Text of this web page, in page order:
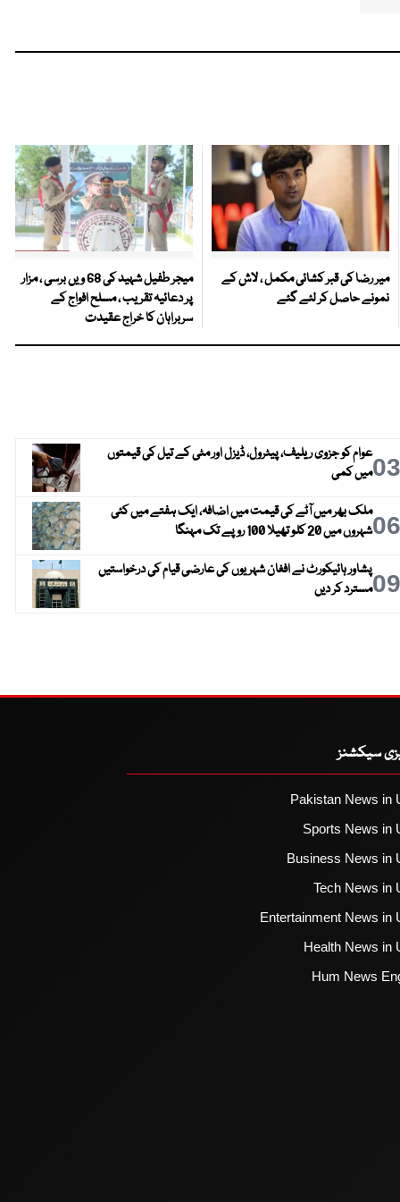
میر رضا کی قبر کشائی مکمل ، لاش کے
نمونے حاصل کر لئے گئے
میجر طفیل شہید کی 68 ویں برسی ، مزار
پر دعائیہ تقریب ، مسلح افواج کے
سربراہان کا خراج عقیدت
03عوام کو جزوی ریلیف، پیٹرول، ڈیزل اور مٹی کے تیل کی قیمتوں
میں کمی
06ملک بھر میں آٹے کی قیمت میں اضافہ، ایک ہفتے میں کئی
شہروں میں 20 کلو تھیلا 100 روپے تک مہنگا
09پشاور ہائیکورٹ نے افغان شہریوں کی عارضی قیام کی درخواستیں
مسترد کر دیں
سیکشنز
Pakistan News in
Sports News in
Business News in
Tech News in
Entertainment News in
Health News in
Hum News